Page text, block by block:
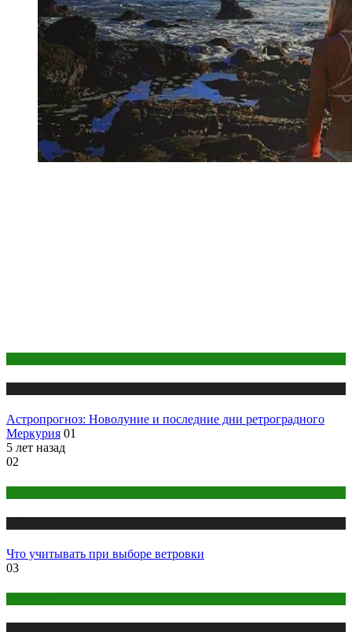
Астропрогноз: Новолуние и последние дни ретроградного
Меркурия 01
5 лет назад
02
Что учитывать при выборе ветровки
03